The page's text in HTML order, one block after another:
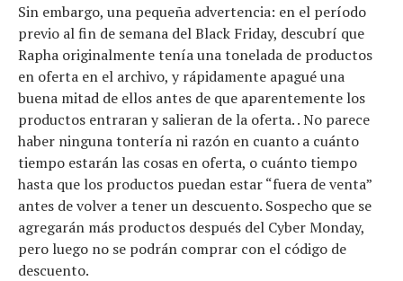
Sin embargo, una pequeña advertencia: en el período
previo al fin de semana del Black Friday, descubrí que
Rapha originalmente tenía una tonelada de productos
en oferta en el archivo, y rápidamente apagué una
buena mitad de ellos antes de que aparentemente los
productos entraran y salieran de la oferta. . No parece
haber ninguna tontería ni razón en cuanto a cuánto
tiempo estarán las cosas en oferta, o cuánto tiempo
hasta que los productos puedan estar “fuera de venta”
antes de volver a tener un descuento. Sospecho que se
agregarán más productos después del Cyber ​​Monday,
pero luego no se podrán comprar con el código de
descuento.
Noticias
Tecnologías
Revisión de productos
Consejo
Tendencias
Artículos
El equipo